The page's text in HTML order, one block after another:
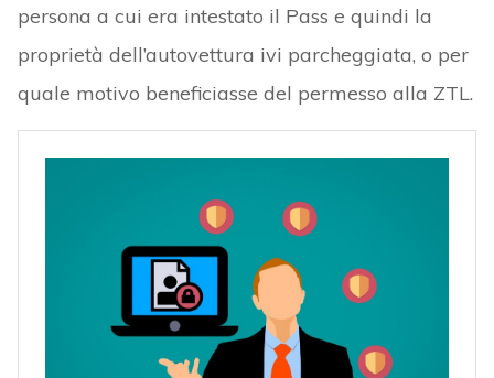
persona a cui era intestato il Pass e quindi la
proprietà dell’autovettura ivi parcheggiata, o per
quale motivo beneficiasse del permesso alla ZTL.